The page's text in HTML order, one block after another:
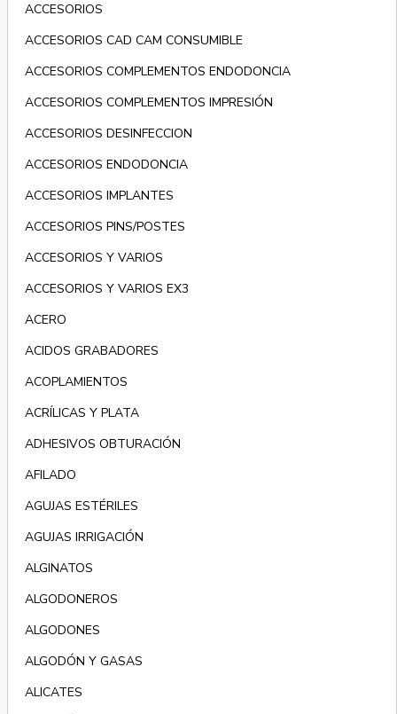
ACCESORIOS
ACCESORIOS CAD CAM CONSUMIBLE
ACCESORIOS COMPLEMENTOS ENDODONCIA
ACCESORIOS COMPLEMENTOS IMPRESIÓN
ACCESORIOS DESINFECCION
ACCESORIOS ENDODONCIA
ACCESORIOS IMPLANTES
ACCESORIOS PINS/POSTES
ACCESORIOS Y VARIOS
ACCESORIOS Y VARIOS EX3
ACERO
ACIDOS GRABADORES
ACOPLAMIENTOS
ACRÍLICAS Y PLATA
ADHESIVOS OBTURACIÓN
AFILADO
AGUJAS ESTÉRILES
AGUJAS IRRIGACIÓN
ALGINATOS
ALGODONEROS
ALGODONES
ALGODÓN Y GASAS
ALICATES